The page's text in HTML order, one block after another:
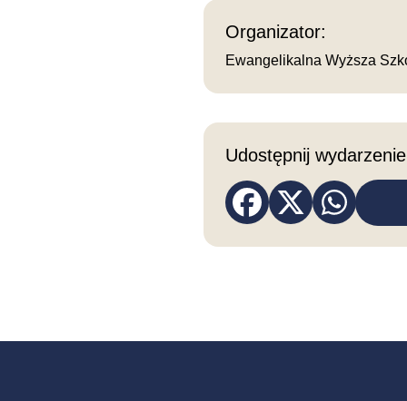
Organizator:
Ewangelikalna Wyższa
Udostępnij
Otwiera się w nowym oknie
Otwiera się w
Otwiera się